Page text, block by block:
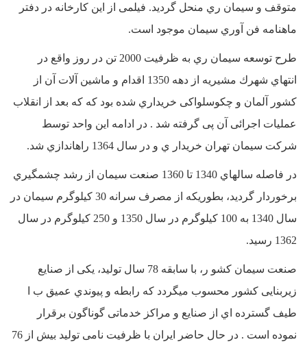
متوقف و سیمان ري منحل گردید. فیلمی از این کارخانه در دفتر
ماهنامه فن آوري سیمان موجود است.
طرح توسعه سیمان ري به ظرفیت 2000 تن در روز واقع در
انتهاي شهرك مشیریه از دهه 1350 اقدام و ماشین آلات آن از
کشور آلمان و چکوسلواکی خریداري شده بود که که بعد از انقلاب
عملیات اجرائی آن پی گرفته شد . در ادامه این واحد توسط
شرکت سیمان تهران خریدار ي و در سال 1364 راهاندازي شد.
در فاصله سالهاي 1340 تا 1360 صنعت سیمان از رشد چشمگیري
برخوردار گردید، بطوریکه از مصرف سرانه 30 کیلوگرم سیمان در
سال 1340 به 100 کیلوگرم در سال 1350 و 250 کیلوگرم در سال
1362 رسید.
صنعت سیمان کشو ر، با سابقه 78 سال تولید، یکی از صنایع
زیربنایی کشور محسوب میگردد که رابطه و پیوندي عمیق ب ا
طیف گسترده اي از صنایع و مراکز خدماتی گوناگون برقرار
نموده است . در حال حاضر ایران با ظرفیت نامی تولید بیش از 76